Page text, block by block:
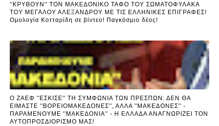
''ΚΡΥΒΟΥΝ'' ΤΟΝ ΜΑΚΕΔΟΝΙΚΟ ΤΑΦΟ ΤΟΥ ΣΩΜΑΤΟΦΥΛΑΚΑ
ΤΟΥ ΜΕΓΑΛΟΥ ΑΛΕΞΑΝΔΡΟΥ ΜΕ ΤΙΣ ΕΛΛΗΝΙΚΕΣ ΕΠΙΓΡΑΦΕΣ!
Ομολογία Κοτταρίδη σε βίντεο! Παγκόσμιο δέος!
Ο ΖΑΕΦ ''ΕΣΚΙΣΕ'' ΤΗ ΣΥΜΦΩΝΙΑ ΤΩΝ ΠΡΕΣΠΩΝ: ΔΕΝ ΘΑ
ΕΙΜΑΣΤΕ ''ΒΟΡΕΙΟΜΑΚΕΔΟΝΕΣ'', ΑΛΛΑ ''ΜΑΚΕΔΟΝΕΣ'' -
ΠΑΡΑΜΕΝΟΥΜΕ ''ΜΑΚΕΔΟΝΙΑ'' - Η ΕΛΛΑΔΑ ΑΝΑΓΝΩΡΙΖΕΙ ΤΟΝ
ΑΥΤΟΠΡΟΣΔΙΟΡΙΣΜΟ ΜΑΣ!